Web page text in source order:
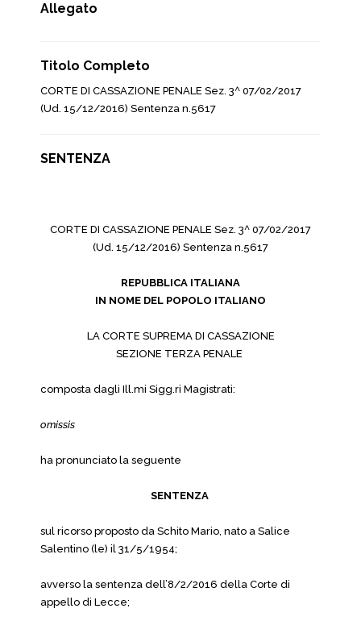
Allegato
Titolo Completo
CORTE DI CASSAZIONE PENALE Sez. 3^ 07/02/2017
(Ud. 15/12/2016) Sentenza n.5617
SENTENZA
CORTE DI CASSAZIONE PENALE Sez. 3^ 07/02/2017
(Ud. 15/12/2016) Sentenza n.5617
REPUBBLICA ITALIANA
IN NOME DEL POPOLO ITALIANO
LA CORTE SUPREMA DI CASSAZIONE
SEZIONE TERZA PENALE
composta dagli Ill.mi Sigg.ri Magistrati:
omissis
ha pronunciato la seguente
SENTENZA
sul ricorso proposto da Schito Mario, nato a Salice
Salentino (le) il 31/5/1954;
avverso la sentenza dell’8/2/2016 della Corte di
appello di Lecce;